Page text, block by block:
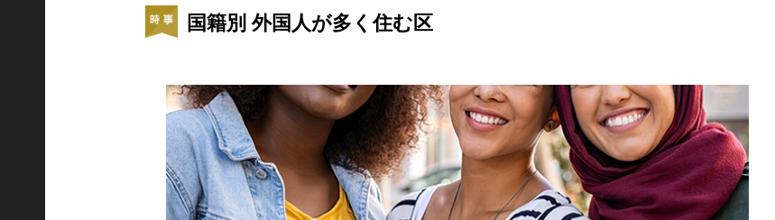
国籍別 外国人が多く住む区